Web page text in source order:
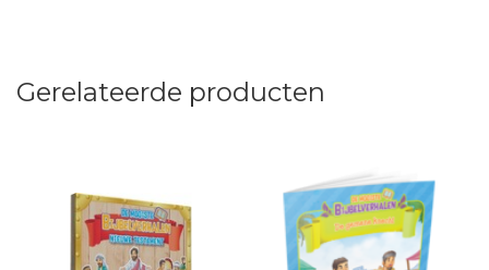
Gerelateerde producten